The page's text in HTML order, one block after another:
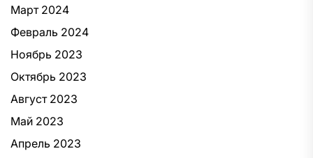
Март 2024
Февраль 2024
Ноябрь 2023
Октябрь 2023
Август 2023
Май 2023
Апрель 2023